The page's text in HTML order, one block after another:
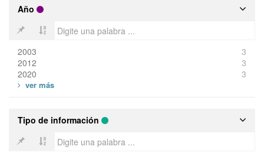
Año
2003
3
2012
3
2020
3
Tipo de información